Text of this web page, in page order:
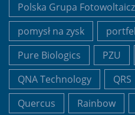
Polska Grupa
pomysł na zysk
portfel
Pure Biologics
PZU
QNA Technology
QRS
Quercus
Rainbow